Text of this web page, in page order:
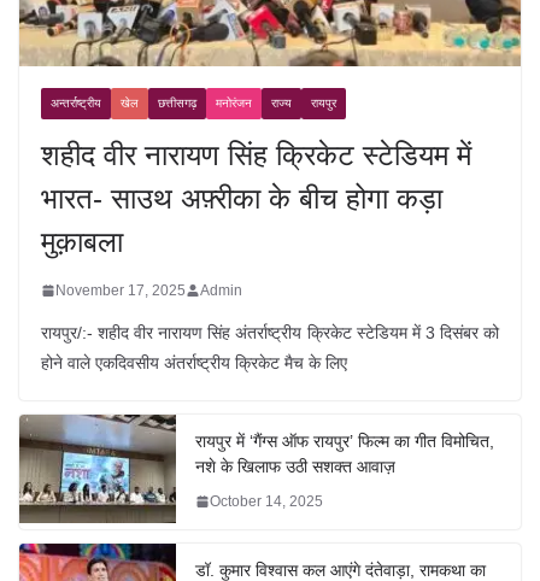
अन्तर्राष्ट्रीय खेल छत्तीसगढ़ मनोरंजन राज्य रायपुर
शहीद वीर नारायण सिंह क्रिकेट स्टेडियम में
भारत- साउथ अफ़्रीका के बीच होगा कड़ा
मुक़ाबला
November 17, 2025 Admin
रायपुर/:- शहीद वीर नारायण सिंह अंतर्राष्ट्रीय क्रिकेट स्टेडियम में 3 दिसंबर को
होने वाले एकदिवसीय अंतर्राष्ट्रीय क्रिकेट मैच के लिए
रायपुर में ‘गैंग्स ऑफ रायपुर’ फिल्म का गीत विमोचित,
नशे के खिलाफ उठी सशक्त आवाज़
October 14, 2025
डॉ. कुमार विश्वास कल आएंगे दंतेवाड़ा, रामकथा का